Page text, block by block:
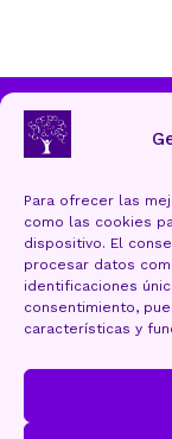
Para ofrecer las
como las cookies
dispositivo. El
procesar datos
identificaciones
consentimiento,
características y
Aviso
Política de
Mapa Web